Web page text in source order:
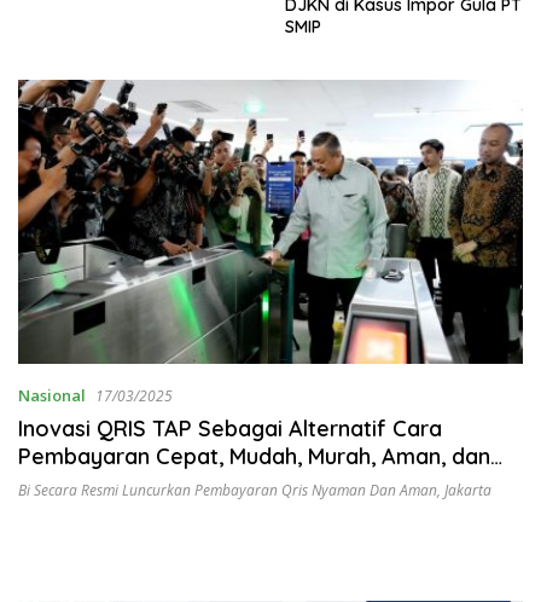
SMIP
Nasional 17/03/2025
Inovasi QRIS TAP Sebagai Alternatif Cara
Pembayaran Cepat, Mudah, Murah, Aman, dan
Handal
Bi Secara Resmi Luncurkan Pembayaran Qris Nyaman Dan Aman, Jakarta